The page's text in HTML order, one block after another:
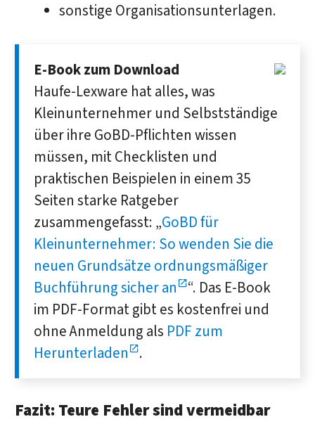
sonstige Organisationsunterlagen.
E-Book zum Download
Haufe-Lexware hat alles, was
Kleinunternehmer und Selbstständige
über ihre GoBD-Pflichten wissen
müssen, mit Checklisten und
praktischen Beispielen in einem 35
Seiten starke Ratgeber
zusammengefasst: „GoBD für
Kleinunternehmer: So wenden Sie die
neuen Grundsätze ordnungsmäßiger
Buchführung sicher an
“. Das E-Book
im PDF-Format gibt es kostenfrei und
ohne Anmeldung als PDF zum
Herunterladen
.
Fazit: Teure Fehler sind vermeidbar